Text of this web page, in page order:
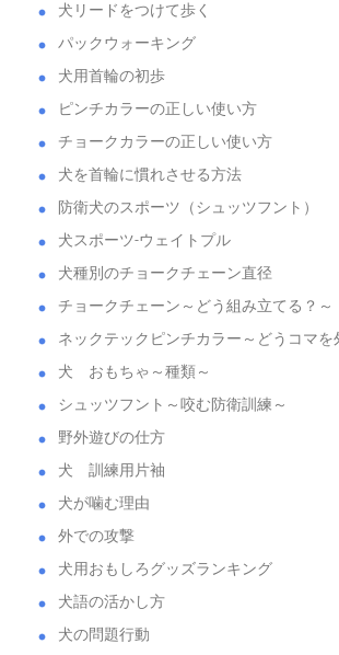
犬リードをつけて歩く
パックウォーキング
犬用首輪の初歩
ピンチカラーの正しい使い方
チョークカラーの正しい使い方
犬を首輪に慣れさせる方法
防衛犬のスポーツ（シュッツフント）
犬スポーツ-ウェイトプル
犬種別のチョークチェーン直径
チョークチェーン～どう組み立てる？～
ネックテックピンチカラー～どうコマを
犬 おもちゃ～種類～
シュッツフント～咬む防衛訓練～
野外遊びの仕方
犬 訓練用片袖
犬が噛む理由
外での攻撃
犬用おもしろグッズランキング
犬語の活かし方
犬の問題行動